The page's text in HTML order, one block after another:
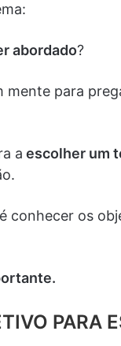
abordado?
mente para
a escolher um
conhecer os
PARA